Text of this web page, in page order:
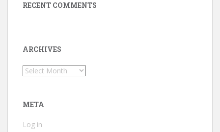
RECENT COMMENTS
ARCHIVES
Archives
META
Log in